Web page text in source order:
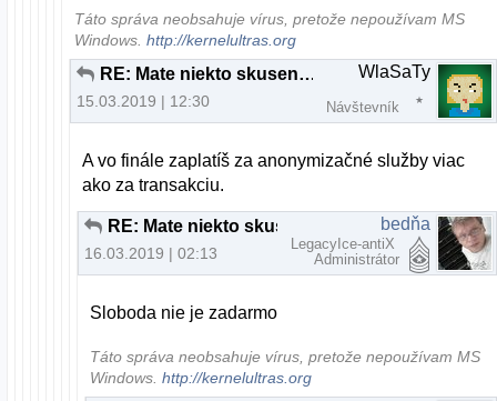
Táto správa neobsahuje vírus, pretože nepoužívam MS
Windows.http://kernelultras.org
RE: Mate niekto skusenost s Paysafecard?
15.03.2019 | 12:30
WlaSaTy
Návštevník
A vo finále zaplatíš za anonymizačné služby viac
ako za transakciu.
16.03.2019 | 02:13
bedňa
LegacyIce-antiX
Administrátor
Sloboda nie je zadarmo
Táto správa neobsahuje vírus, pretože nepoužívam MS
Windows.http://kernelultras.org